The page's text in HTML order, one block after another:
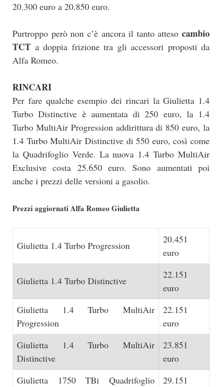
20.300 euro a 20.850 euro.
Purtroppo però non c’è ancora il tanto atteso cambio
TCT a doppia frizione tra gli accessori proposti da
Alfa Romeo.
RINCARI
Per fare qualche esempio dei rincari la Giulietta 1.4
Turbo Distinctive è aumentata di 250 euro, la 1.4
Turbo MultiAir Progression addirittura di 850 euro, la
1.4 Turbo MultiAir Distinctive di 550 euro, così come
la Quadrifoglio Verde. La nuova 1.4 Turbo MultiAir
Exclusive costa 25.650 euro. Sono aumentati poi
anche i prezzi delle versioni a gasolio.
Prezzi aggiornati Alfa Romeo Giulietta
Giulietta 1.4 Turbo Progression
20.451
euro
Giulietta 1.4 Turbo Distinctive
22.151
euro
Giulietta 1.4 Turbo MultiAir
Progression
22.151
euro
Giulietta 1.4 Turbo MultiAir
Distinctive
23.851
euro
Giulietta 1750 TBi Quadrifoglio
29.151